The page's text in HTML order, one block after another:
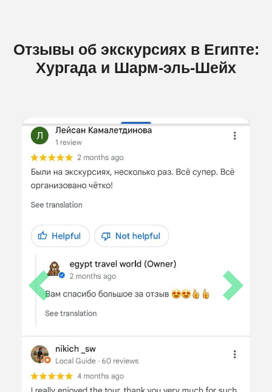
Отзывы об экскурсиях в Египте:
Хургада и Шарм-эль-Шейх
Previous Next